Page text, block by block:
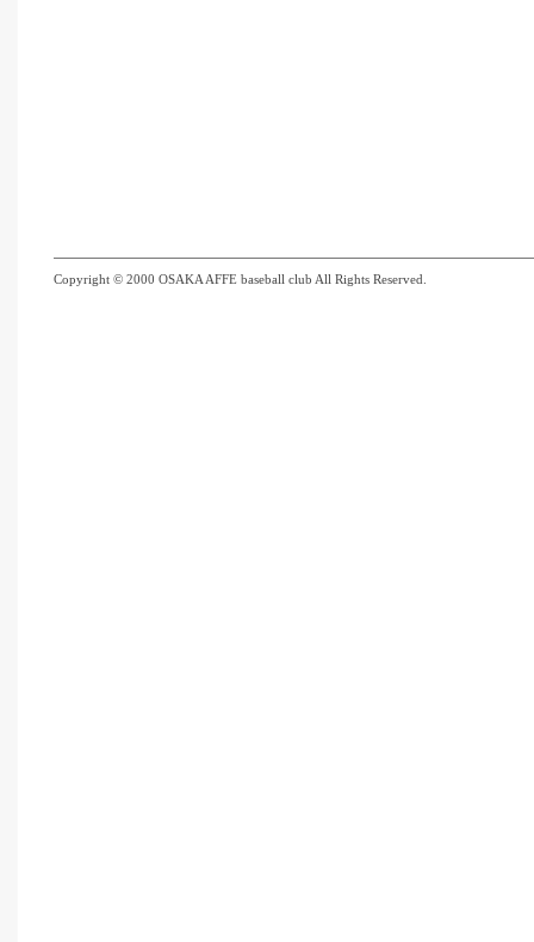
Copyright © 2000 OSAKA AFFE baseball club All Rights Reserved.